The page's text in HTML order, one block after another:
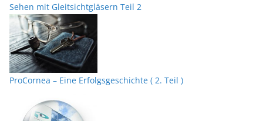
Sehen mit Gleitsichtgläsern Teil 2
ProCornea – Eine Erfolgsgeschichte ( 2. Teil )